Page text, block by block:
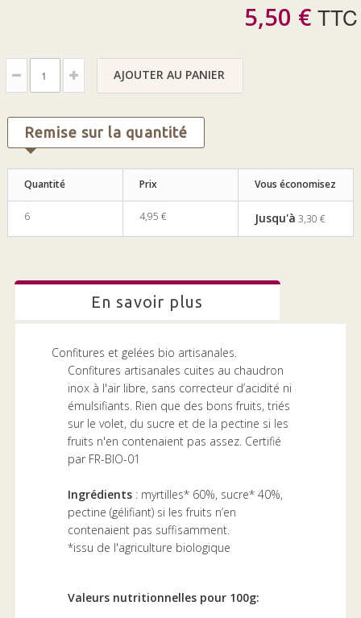
5,50 € TTC
AJOUTER AU PANIER
Remise sur la quantité
Quantité Prix Vous économisez
6 4,95 € Jusqu'à 3,30 €
en savoir plus
Confitures et gelées bio artisanales.
Confitures artisanales cuites au chaudron
inox à l'air libre, sans correcteur d’acidité ni
émulsifiants. Rien que des bons fruits, triés
sur le volet, du sucre et de la pectine si les
fruits n'en contenaient pas assez. Certifié
par FR-BIO-01
Ingrédients : myrtilles* 60%, sucre* 40%,
pectine (gélifiant) si les fruits n’en
contenaient pas suffisamment.
*issu de l'agriculture biologique
Valeurs nutritionnelles pour 100g: